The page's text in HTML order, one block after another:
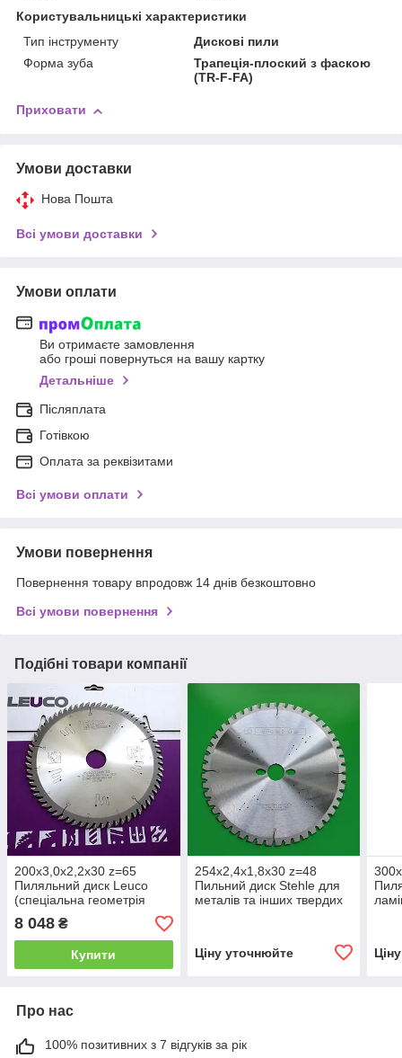
Користувальницькі характеристики
Тип інструменту
Дискові пили
Форма зуба
Трапеція-плоский з фаскою
(TR-F-FA)
Приховати
Умови доставки
Нова Пошта
Всі умови доставки
Умови оплати
Ви отримаєте замовлення
або гроші повернуться на вашу картку
Детальніше
Післяплата
Готівкою
Оплата за реквізитами
Всі умови оплати
Умови повернення
Повернення товару впродовж 14 днів безкоштовно
Всі умови повернення
Подібні товари компанії
200х3,0х2,2х30 z=65
Пиляльний диск Leuco
(спеціальна геометрія
зубів G5 для ідеально
чистого різу)
8 048 ₴
Купити
254х2,4х1,8х30 z=48
Пильний диск Stehle для
металів та інших твердих
Ціну уточнюйте
Про нас
100% позитивних з 7 відгуків за рік